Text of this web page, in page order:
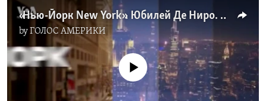
«Нью-Йорк New York». Юбилей Де Ниро. Гитара Леннона. Один день с нью-йоркским флористом. Коты в лавке. 23 июня 2024
byГОЛОС АМЕРИКИ
No media source currently available